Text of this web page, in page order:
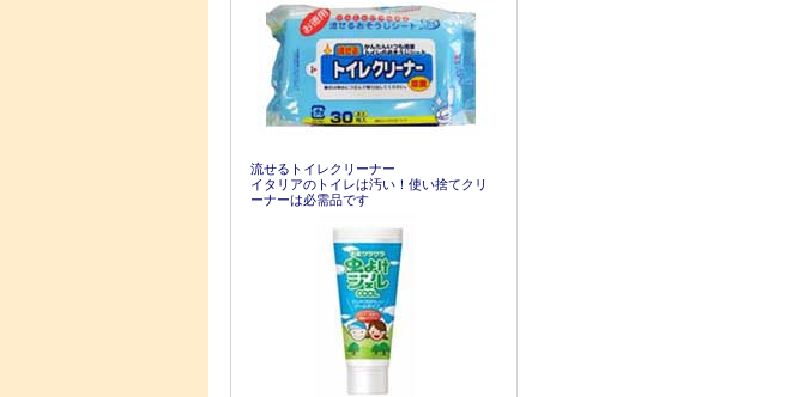
流せるトイレクリーナー
イタリアのトイレは汚い！使い捨てクリ
ーナーは必需品です